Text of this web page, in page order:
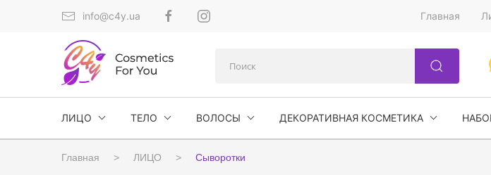
info@c4y.ua Главная
ЛИЦО ТЕЛО ВОЛОСЫ ДЕКОРАТИВНАЯ КОСМЕТИКА
Главная ЛИЦО Сыворотки